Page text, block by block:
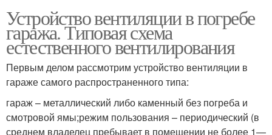
Устройство вентиляции в погребе
гаража. Типовая схема
естественного вентилирования
Первым делом рассмотрим устройство вентиляции в
гараже самого распространенного типа:
гараж – металлический либо каменный без погреба и
смотровой ямы;режим пользования – периодический (в
среднем владелец пребывает в помещении не более 1—